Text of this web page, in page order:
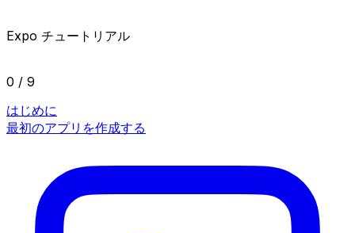
Expo チュートリアル
0 / 9
はじめに
最初のアプリを作成する